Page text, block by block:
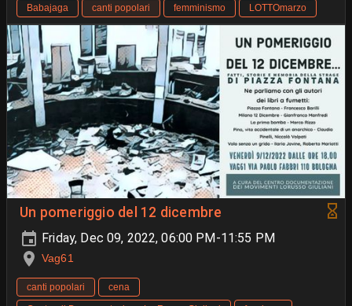
Babajaga canti popolari femminismo LOTTOmarzo
Un pomeriggio del 12 dicembre
Friday, Dec 09, 2022, 06:00 PM-11:55 PM
Vag61
canti popolari
cena